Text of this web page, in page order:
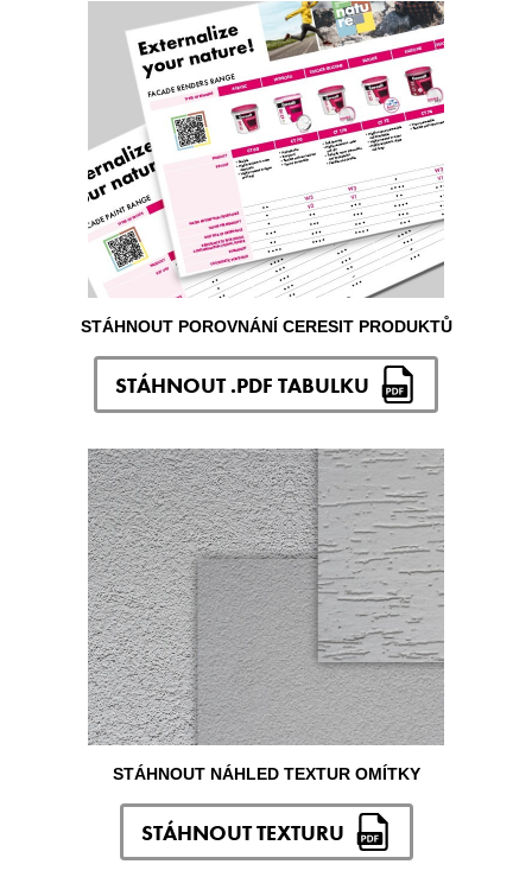
STÁHNOUT POROVNÁNÍ CERESIT PRODUKTŮ
STÁHNOUT .PDF TABULKU
STÁHNOUT NÁHLED TEXTUR OMÍTKY
STÁHNOUT TEXTURU